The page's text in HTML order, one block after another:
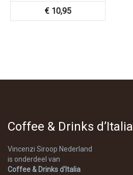
€10,95
Coffee & Drinks d’Italia
Vincenzi Siroop Nederland
is onderdeel van
Coffee & Drinks d'Italia